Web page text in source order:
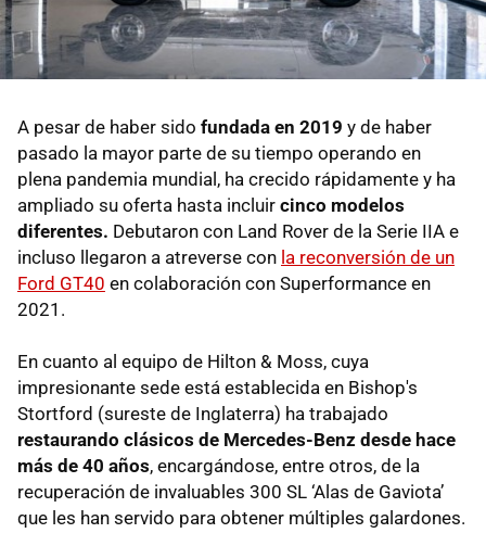
A pesar de haber sido fundada en 2019 y de haber
pasado la mayor parte de su tiempo operando en
plena pandemia mundial, ha crecido rápidamente y ha
ampliado su oferta hasta incluir cinco modelos
diferentes. Debutaron con Land Rover de la Serie IIA e
incluso llegaron a atreverse con la reconversión de un
Ford GT40 en colaboración con Superformance en
2021.
En cuanto al equipo de Hilton & Moss, cuya
impresionante sede está establecida en Bishop's
Stortford (sureste de Inglaterra) ha trabajado
restaurando clásicos de Mercedes-Benz desde hace
más de 40 años, encargándose, entre otros, de la
recuperación de invaluables 300 SL ‘Alas de Gaviota’
que les han servido para obtener múltiples galardones.